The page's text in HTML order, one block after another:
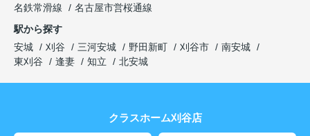
名鉄常滑線
名古屋市営桜通線
駅から探す
安城
刈谷 三河安城 野田新町 刈谷市
南安城
東刈谷
逢妻 知立 北安城
クラスホーム刈谷店